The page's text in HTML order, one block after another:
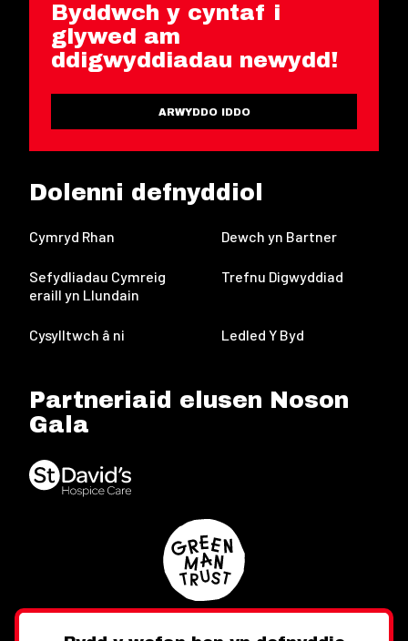
Byddwch y cyntaf i
glywed am
ddigwyddiadau newydd!
ARWYDDO IDDO
Dolenni defnyddiol
Cymryd Rhan Dewch yn Bartner
Sefydliadau Cymreig
eraill yn Llundain
Trefnu Digwyddiad
Cysylltwch â ni Ledled Y Byd
Partneriaid elusen Noson
Gala